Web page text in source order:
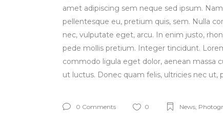
amet adipiscing sem neque sed ipsum.
pellentesque eu, pretium quis, sem. Nulla
nec, vulputate eget, arcu. In enim justo,
pede mollis pretium. Integer tincidunt.
commodo ligula eget dolor, aenean massa
ut luctus. Donec quam felis, ultricies nec ut,
0 Comments 0 News,